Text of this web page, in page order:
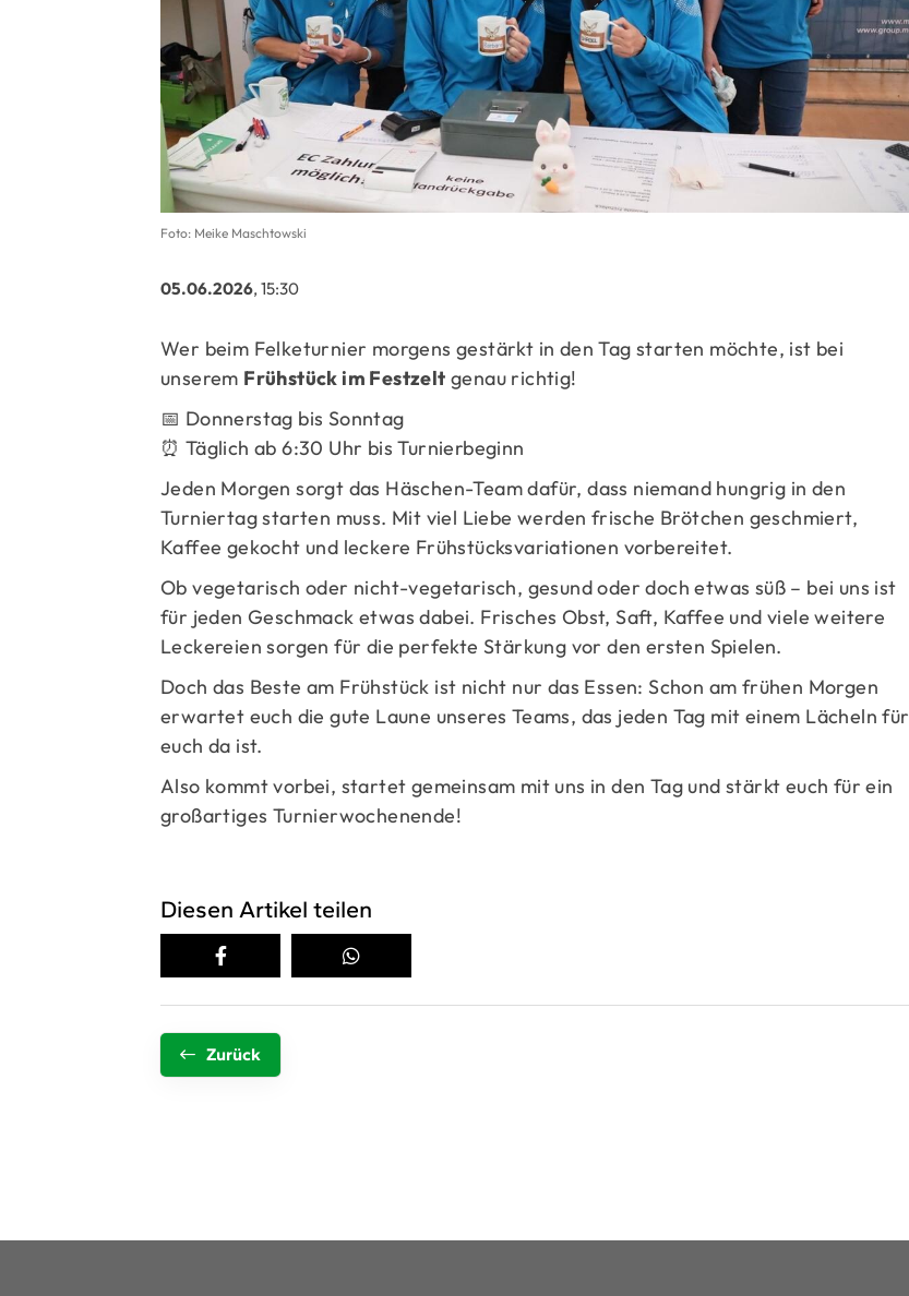
Foto: Meike Maschtowski
05.06.2026, 15:30
Wer beim Felketurnier morgens gestärkt in den Tag starten möchte, ist bei
unserem Frühstück im Festzelt genau richtig!
📅 Donnerstag bis Sonntag
⏰ Täglich ab 6:30 Uhr bis Turnierbeginn
Jeden Morgen sorgt das Häschen-Team dafür, dass niemand hungrig in den
Turniertag starten muss. Mit viel Liebe werden frische Brötchen geschmiert,
Kaffee gekocht und leckere Frühstücksvariationen vorbereitet.
Ob vegetarisch oder nicht-vegetarisch, gesund oder doch etwas süß – bei uns ist
für jeden Geschmack etwas dabei. Frisches Obst, Saft, Kaffee und viele weitere
Leckereien sorgen für die perfekte Stärkung vor den ersten Spielen.
Doch das Beste am Frühstück ist nicht nur das Essen: Schon am frühen Morgen
erwartet euch die gute Laune unseres Teams, das jeden Tag mit einem Lächeln für
euch da ist.
Also kommt vorbei, startet gemeinsam mit uns in den Tag und stärkt euch für ein
großartiges Turnierwochenende!
Diesen Artikel teilen
Zurück
Sportangebote finden
Unser Sportangebot
Ausfälle und Vertretungen
Deutsches Sportabzeichen
Mitglieder-Service
Alles zur Mitgliedschaft
Downloads
Termine
Fragen & Antworten